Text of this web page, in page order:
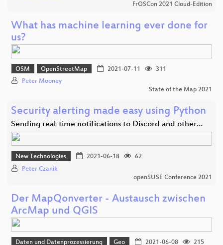
FrOSCon 2021 Cloud-Edition
What has machine learning ever done for
us?
OSM OpenStreetMap 2021-07-11
311
Peter Mooney
State of the Map 2021
Security alerting made easy using Python
Sending real-time notifications to Discord and other…
New Technologies 2021-06-18
62
Peter Czanik
openSUSE Conference 2021
Der MapQonverter - Austausch zwischen
ArcMap und QGIS
Daten und Datenprozessierung Geo 2021-06-08
215